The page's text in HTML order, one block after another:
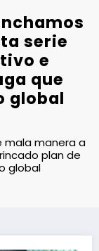
serie
e
que
global
mala manera a
plan de
global